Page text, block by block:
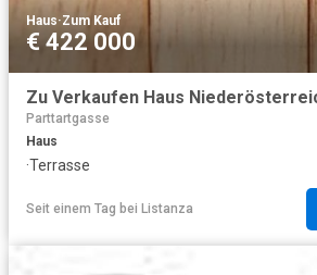
Haus·Zum Kauf
€ 422 000
Parttartgasse
Haus
·Terrasse
Seit einem Tag bei Listanza